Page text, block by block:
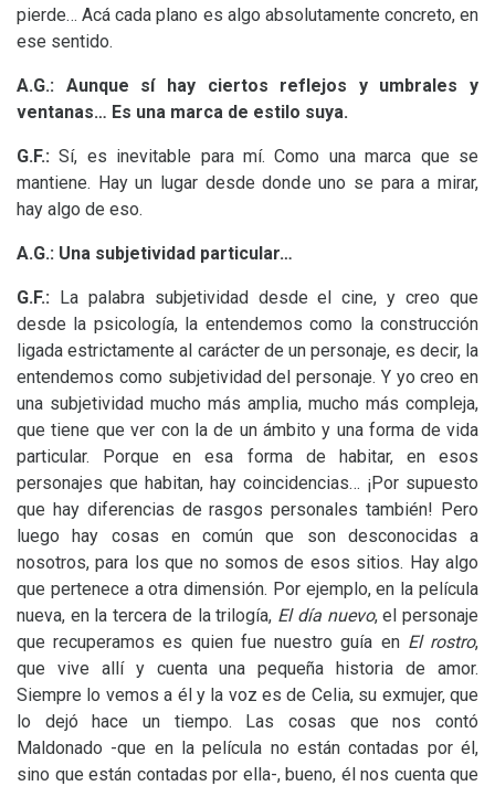
pierde… Acá cada plano es algo absolutamente concreto, en
ese sentido.
A.G.: Aunque sí hay ciertos reflejos y umbrales y
ventanas… Es una marca de estilo suya.
G.F.:Sí, es inevitable para mí. Como una marca que se
mantiene. Hay un lugar desde donde uno se para a mirar,
hay algo de eso.
A.G.: Una subjetividad particular…
G.F.: La palabra subjetividad desde el cine, y creo que
desde la psicología, la entendemos como la construcción
ligada estrictamente al carácter de un personaje, es decir, la
entendemos como subjetividad del personaje. Y yo creo en
una subjetividad mucho más amplia, mucho más compleja,
que tiene que ver con la de un ámbito y una forma de vida
particular. Porque en esa forma de habitar, en esos
personajes que habitan, hay coincidencias… ¡Por supuesto
que hay diferencias de rasgos personales también! Pero
luego hay cosas en común que son desconocidas a
nosotros, para los que no somos de esos sitios. Hay algo
que pertenece a otra dimensión. Por ejemplo, en la película
nueva, en la tercera de la trilogía, El día nuevo, el personaje
que recuperamos es quien fue nuestro guía en El rostro,
que vive allí y cuenta una pequeña historia de amor.
Siempre lo vemos a él y la voz es de Celia, su exmujer, que
lo dejó hace un tiempo. Las cosas que nos contó
Maldonado -que en la película no están contadas por él,
sino que están contadas por ella-, bueno, él nos cuenta que